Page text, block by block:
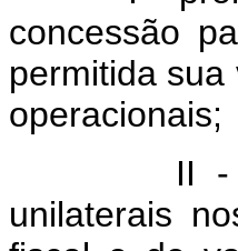
concessão
permitida
operacionais;
II -
unilaterais